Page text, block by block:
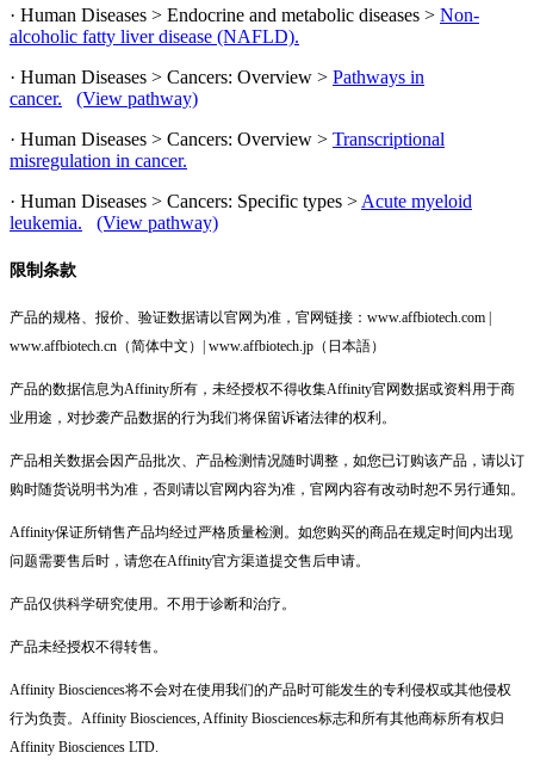
· Human Diseases > Endocrine and metabolic diseases > Non-
alcoholic fatty liver disease (NAFLD).
· Human Diseases > Cancers: Overview > Pathways in
cancer.
(View pathway)
· Human Diseases > Cancers: Overview > Transcriptional
misregulation in cancer.
· Human Diseases > Cancers: Specific types > Acute myeloid
leukemia.
(View pathway)
限制条款
产品的规格、报价、验证数据请以官网为准，官网链接：www.affbiotech.com |
www.affbiotech.cn（简体中文）| www.affbiotech.jp（日本語）
产品的数据信息为Affinity所有，未经授权不得收集Affinity官网数据或资料用于商
业用途，对抄袭产品数据的行为我们将保留诉诸法律的权利。
产品相关数据会因产品批次、产品检测情况随时调整，如您已订购该产品，请以订
购时随货说明书为准，否则请以官网内容为准，官网内容有改动时恕不另行通知。
Affinity保证所销售产品均经过严格质量检测。如您购买的商品在规定时间内出现
问题需要售后时，请您在Affinity官方渠道提交售后申请。
产品仅供科学研究使用。不用于诊断和治疗。
产品未经授权不得转售。
Affinity Biosciences将不会对在使用我们的产品时可能发生的专利侵权或其他侵权
行为负责。Affinity Biosciences, Affinity Biosciences标志和所有其他商标所有权归
Affinity Biosciences LTD.